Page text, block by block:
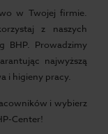
w Twojej firmie.
z naszych
BHP. Prowadzimy
najwyższą
i higieny pracy.
i wybierz
Center!